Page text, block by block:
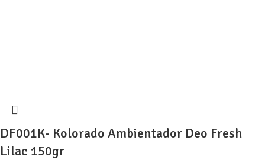
DF001K- Kolorado Ambientador Deo Fresh
Lilac 150gr